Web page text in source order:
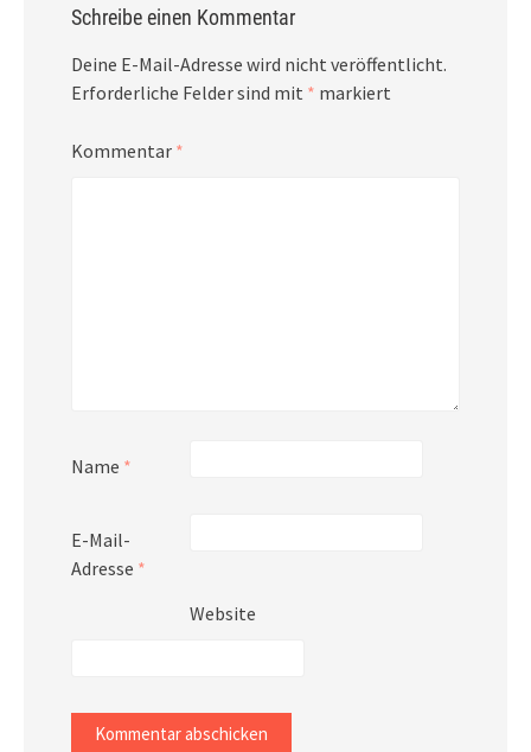
Schreibe einen Kommentar
Deine E-Mail-Adresse wird nicht veröffentlicht.
Erforderliche Felder sind mit * markiert
Kommentar *
Name *
E-Mail-
Adresse *
Website